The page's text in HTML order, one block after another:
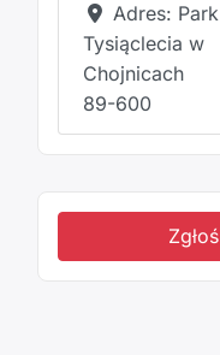
Adres: Park
Tysiąclecia w
Chojnicach
89-600
Zgłoś